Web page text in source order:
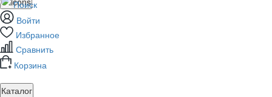
Поиск
Войти
Избранное
Сравнить
Корзина
Каталог